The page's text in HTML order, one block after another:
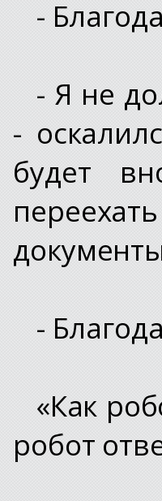
-
- Я не
-
будет
-
«Как
робот